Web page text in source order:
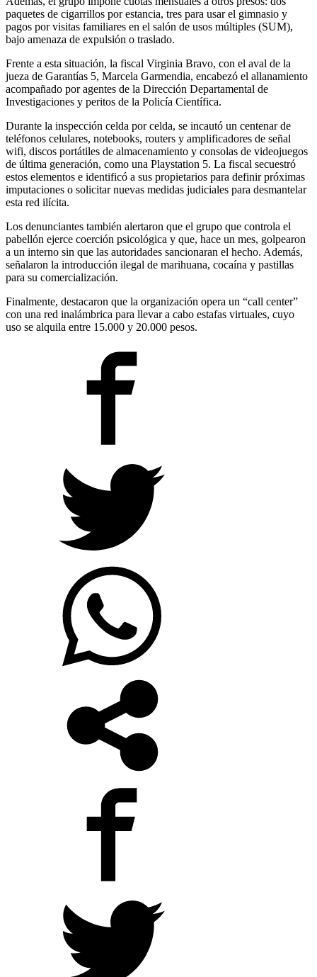
paquetes de cigarrillos por estancia, tres para usar el gimnasio y
pagos por visitas familiares en el salón de usos múltiples (SUM),
bajo amenaza de expulsión o traslado.
Frente a esta situación, la fiscal Virginia Bravo, con el aval de la
jueza de Garantías 5, Marcela Garmendia, encabezó el allanamiento
acompañado por agentes de la Dirección Departamental de
Investigaciones y peritos de la Policía Científica.
Durante la inspección celda por celda, se incautó un centenar de
teléfonos celulares, notebooks, routers y amplificadores de señal
wifi, discos portátiles de almacenamiento y consolas de videojuegos
de última generación, como una Playstation 5. La fiscal secuestró
estos elementos e identificó a sus propietarios para definir próximas
imputaciones o solicitar nuevas medidas judiciales para desmantelar
esta red ilícita.
Los denunciantes también alertaron que el grupo que controla el
pabellón ejerce coerción psicológica y que, hace un mes, golpearon
a un interno sin que las autoridades sancionaran el hecho. Además,
señalaron la introducción ilegal de marihuana, cocaína y pastillas
para su comercialización.
Finalmente, destacaron que la organización opera un “call center”
con una red inalámbrica para llevar a cabo estafas virtuales, cuyo
uso se alquila entre 15.000 y 20.000 pesos.